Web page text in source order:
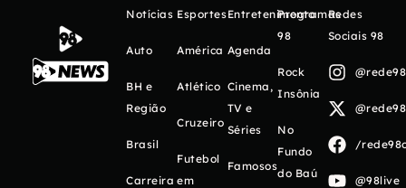
Notícias
Auto
BH e
Região
Brasil
Carreira
Esportes
América
Atlético
Cruzeiro
Futebol
em
Entretenimento
Agenda
Cinema,
TV e
Séries
Famosos
Programas
98
Rock
Insônia
No
Fundo
do Baú
Redes
Sociais 98
/
@98live